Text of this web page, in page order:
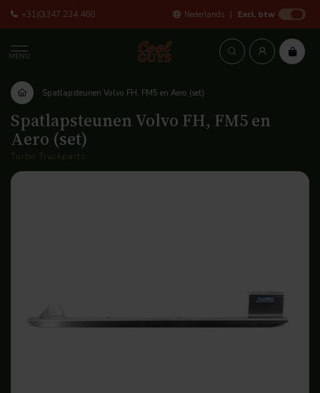
+31(0)347 234 460 Nederlands Excl. btw
MENU
Spatlapsteunen Volvo FH, FM5 en Aero (set)
Spatlapsteunen Volvo FH, FM5 en
Aero (set)
Turbo Truckparts